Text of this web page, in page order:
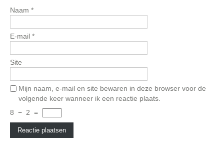
Naam *
E-mail *
Site
Mijn naam, e-mail en site bewaren in deze browser voor de
volgende keer wanneer ik een reactie plaats.
8 − 2 =